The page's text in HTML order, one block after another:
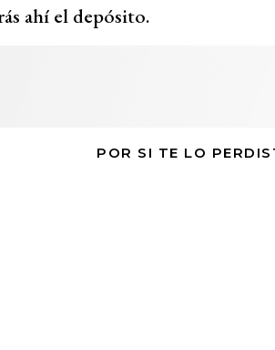
ahí el depósito.
POR SI TE LO